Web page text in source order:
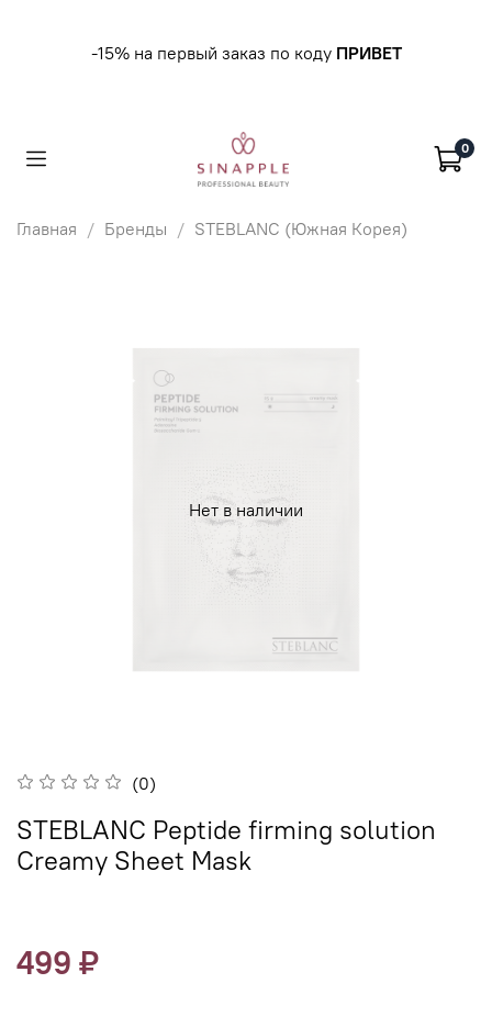
-15% на первый заказ по коду ПРИВЕТ
0
Главная Бренды STEBLANC (Южная Корея)
Нет в наличии
(0)
STEBLANC Peptide firming solution
Creamy Sheet Mask
499 ₽